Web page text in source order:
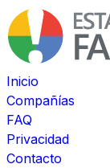
Inicio
Compañías
FAQ
Privacidad
Contacto